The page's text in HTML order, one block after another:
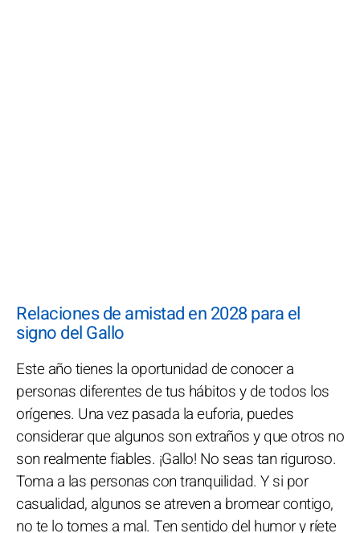
Relaciones de amistad en 2028 para el
signo del Gallo
Este año tienes la oportunidad de conocer a
personas diferentes de tus hábitos y de todos los
orígenes. Una vez pasada la euforia, puedes
considerar que algunos son extraños y que otros no
son realmente fiables. ¡Gallo! No seas tan riguroso.
Toma a las personas con tranquilidad. Y si por
casualidad, algunos se atreven a bromear contigo,
no te lo tomes a mal. Ten sentido del humor y ríete